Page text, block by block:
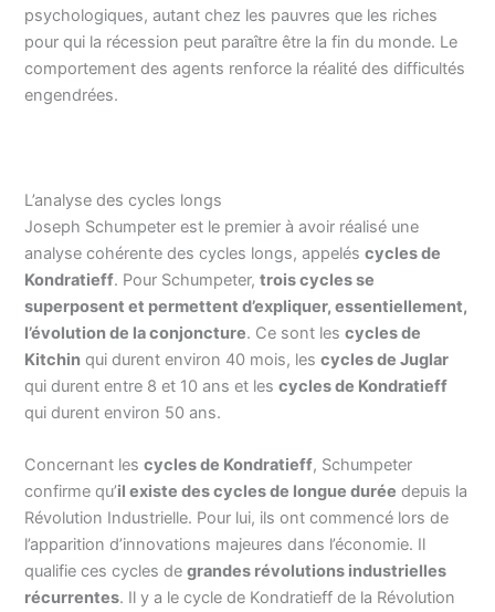
psychologiques, autant chez les pauvres que les riches
pour qui la récession peut paraître être la fin du monde. Le
comportement des agents renforce la réalité des difficultés
engendrées.
L’analyse des cycles longs
Joseph Schumpeter est le premier à avoir réalisé une
analyse cohérente des cycles longs, appeléscycles de
Kondratieff. Pour Schumpeter,trois cycles se
superposent et permettent d’expliquer, essentiellement,
l’évolution de la conjoncture. Ce sont lescycles de
Kitchin qui durent environ 40 mois, lescycles de Juglar
qui durent entre 8 et 10 ans et lescycles de Kondratieff
qui durent environ 50 ans.
Concernant lescycles de Kondratieff, Schumpeter
confirme qu’il existe des cycles de longue durée depuis la
Révolution Industrielle. Pour lui, ils ont commencé lors de
l’apparition d’innovations majeures dans l’économie. Il
qualifie ces cycles degrandes révolutions industrielles
récurrentes. Il y a le cycle de Kondratieff de la Révolution